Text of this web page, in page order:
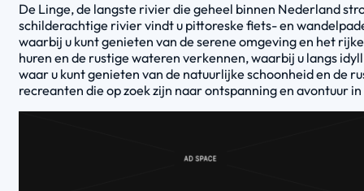
De Linge, de langste rivier die geheel binnen Nederland
schilderachtige rivier vindt u pittoreske fiets- en
waarbij u kunt genieten van de serene omgeving en het
huren en de rustige wateren verkennen, waarbij u langs
waar u kunt genieten van de natuurlijke schoonheid en de
recreanten die op zoek zijn naar ontspanning en avontuur